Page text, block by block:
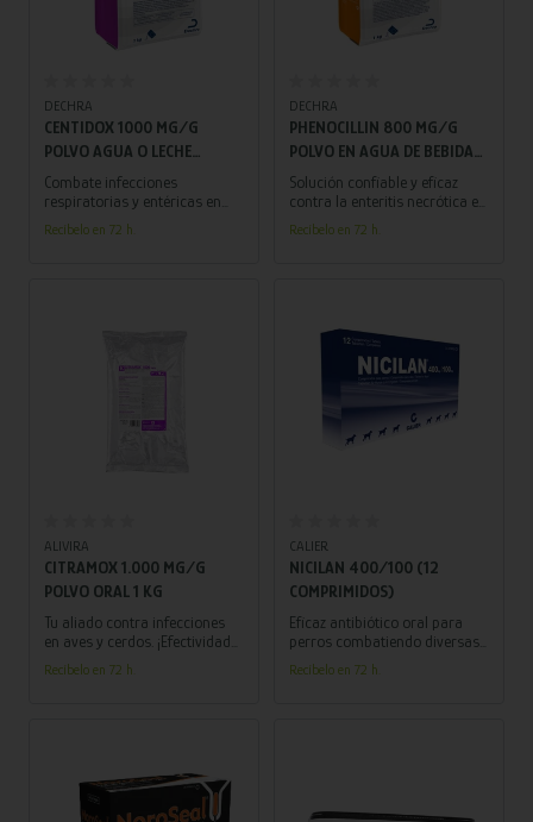
DECHRA
CENTIDOX 1000 MG/G
POLVO AGUA O LECHE
BEBIDA PARA TERNEROS Y
PORCINO 1 KG
Combate infecciones
respiratorias y entéricas en
terneros y porcinos,
brindando bienestar y
Recíbelo en 72 h.
DECHRA
PHENOCILLIN 800 MG/G
POLVO EN AGUA DE BEBIDA
PARA POLLOS 1 KG
Solución confiable y eficaz
contra la enteritis necrótica en
pollos, manteniendo a tus
aves protegidas y en su mejor
Recíbelo en 72 h.
ALIVIRA
CITRAMOX 1.000 MG/G
POLVO ORAL 1 KG
Tu aliado contra infecciones
en aves y cerdos. ¡Efectividad
en cada dosis!
Recíbelo en 72 h.
CALIER
NICILAN 400/100 (12
COMPRIMIDOS)
Eficaz antibiótico oral para
perros combatiendo diversas
infecciones, desde
respiratorias hasta cutáneas.
Recíbelo en 72 h.